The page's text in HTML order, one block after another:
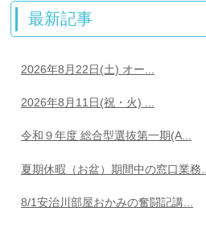
最新記事
2026年8月22日(土) オー...
2026年8月11日(祝・火) ...
令和９年度 総合型選抜第一期(A...
夏期休暇（お盆）期間中の窓口業務...
8/1安治川部屋おかみの奮闘記講...